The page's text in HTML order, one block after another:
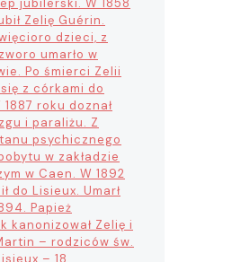
Zelię Guérin.
dzieci, z
umarło w
Po śmierci Zelii
z córkami do
roku doznał
i paraliżu. Z
psychicznego
w zakładzie
w Caen. W 1892
do Lisieux. Umarł
Papież
kanonizował Zelię i
– rodziców św.
– 18